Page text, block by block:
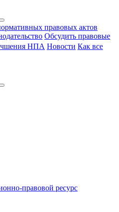
правовых актов
Обсудить правовые
НПА Новости Как все
правовой ресурс